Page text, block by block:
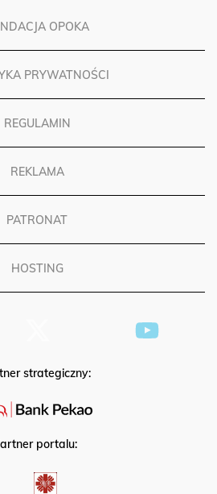
OPOKA
PRYWATNOŚCI
REGULAMIN
REKLAMA
PATRONAT
HOSTING
strategiczny:
portalu: